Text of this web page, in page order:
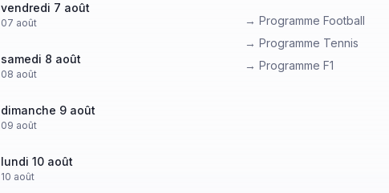
vendredi 7 août
07 août
samedi 8 août
08 août
dimanche 9 août
09 août
lundi 10 août
10 août
→ Programme Football
→ Programme Tennis
→ Programme F1